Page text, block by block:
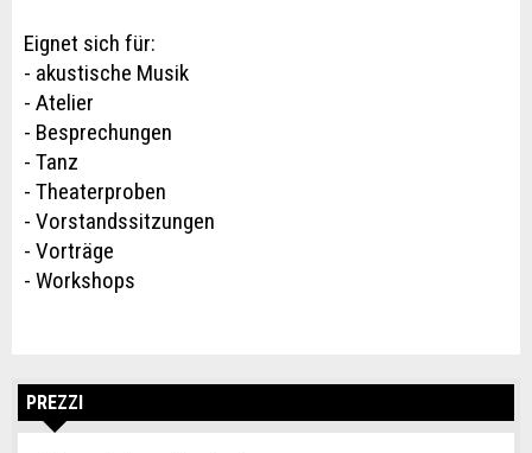
Eignet sich für:
- akustische Musik
- Atelier
- Besprechungen
- Tanz
- Theaterproben
- Vorstandssitzungen
- Vorträge
- Workshops
PREZZI